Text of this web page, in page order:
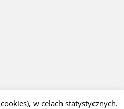
w celach statystycznych.